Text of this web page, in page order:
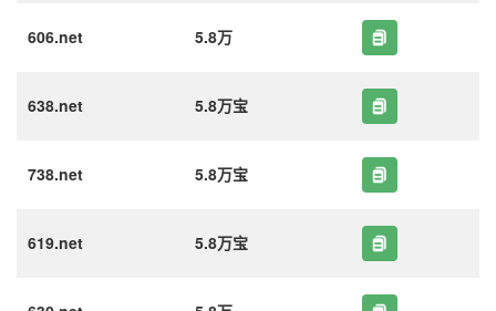
606.net 5.8万
638.net 5.8万宝
738.net 5.8万宝
619.net 5.8万宝